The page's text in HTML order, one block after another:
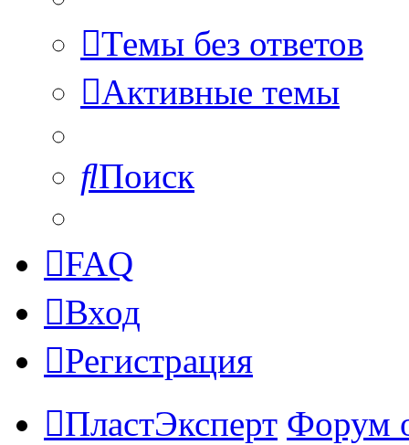
Темы без ответов
Активные темы
Поиск
FAQ
Вход
Регистрация
ПластЭксперт Форум